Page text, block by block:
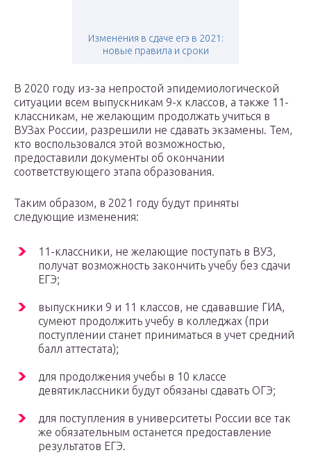
Изменения в сдаче егэ в 2021:
новые правила и сроки
В 2020 году из-за непростой эпидемиологической
ситуации всем выпускникам 9-х классов, а также 11-
классникам, не желающим продолжать учиться в
ВУЗах России, разрешили не сдавать экзамены. Тем,
кто воспользовался этой возможностью,
предоставили документы об окончании
соответствующего этапа образования.
Таким образом, в 2021 году будут приняты
следующие изменения:
11-классники, не желающие поступать в ВУЗ,
получат возможность закончить учебу без сдачи
ЕГЭ;
выпускники 9 и 11 классов, не сдававшие ГИА,
сумеют продолжить учебу в колледжах (при
поступлении станет приниматься в учет средний
балл аттестата);
для продолжения учебы в 10 классе
девятиклассники будут обязаны сдавать ОГЭ;
для поступления в университеты России все так
же обязательным останется предоставление
результатов ЕГЭ.